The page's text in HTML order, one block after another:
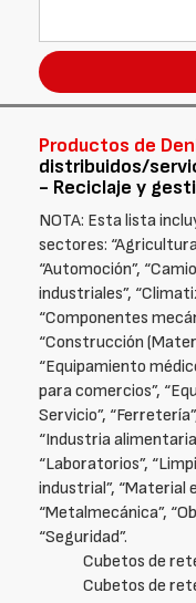
Productos de
distribuidos/
- Reciclaje y
NOTA: Esta lista
sectores:
“Automoción”,
industriales”,
“Componentes
“Construcción
“Equipamiento
para comercios”,
Servicio”,
“Industria
“Laboratorios”,
industrial”, “Material
“Metalmecánica”,
“Seguridad”.
Cubetos de
Cubetos de